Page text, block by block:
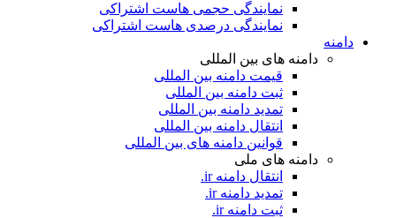
نمایندگی حجمی هاست اشتراکی
نمایندگی درصدی هاست اشتراکی
دامنه
دامنه های بین المللی
قیمت دامنه بین المللی
ثبت دامنه بین المللی
تمدید دامنه بین المللی
انتقال دامنه بین المللی
قوانین دامنه های بین المللی
دامنه های ملی
انتقال دامنه ir.
تمدید دامنه ir.
ثبت دامنه ir.